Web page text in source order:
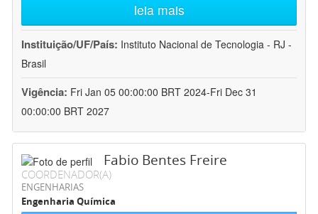
leia mais
Instituição/UF/País: Instituto Nacional de Tecnologia - RJ -
Brasil
Vigência: Fri Jan 05 00:00:00 BRT 2024-Fri Dec 31
00:00:00 BRT 2027
Fabio Bentes Freire
COORDENADOR(A)
ENGENHARIAS
Engenharia Química